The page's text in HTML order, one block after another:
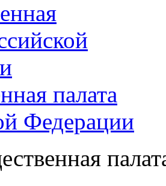
палата
Федерации